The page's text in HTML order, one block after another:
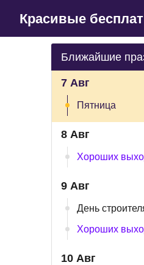
Красивые
Ближайшие
7 Авг
Пятница
8 Авг
Хороших
9 Авг
День
Хороших
10 Авг